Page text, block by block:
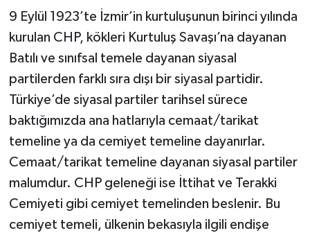
9 Eylül 1923’te İzmir’in kurtuluşunun birinci yılında
kurulan CHP, kökleri Kurtuluş Savaşı’na dayanan
Batılı ve sınıfsal temele dayanan siyasal
partilerden farklı sıra dışı bir siyasal partidir.
Türkiye’de siyasal partiler tarihsel sürece
baktığımızda ana hatlarıyla cemaat/tarikat
temeline ya da cemiyet temeline dayanırlar.
Cemaat/tarikat temeline dayanan siyasal partiler
malumdur. CHP geleneği ise İttihat ve Terakki
Cemiyeti gibi cemiyet temelinden beslenir. Bu
cemiyet temeli, ülkenin bekasıyla ilgili endişe